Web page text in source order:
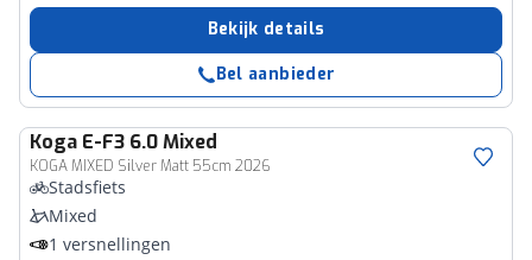
Bekijk details
Bel aanbieder
Koga E-F3 6.0 Mixed
KOGA MIXED Silver Matt 55cm 2026
Stadsfiets
Mixed
1 versnellingen